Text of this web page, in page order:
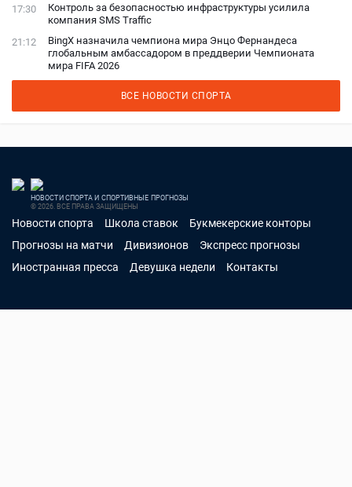
17:30
Контроль за безопасностью инфраструктуры усилила
компания SMS Traffic
21:12
BingX назначила чемпиона мира Энцо Фернандеса
глобальным амбассадором в преддверии Чемпионата
мира FIFA 2026
ВСЕ НОВОСТИ СПОРТА
НОВОСТИ СПОРТА И СПОРТИВНЫЕ ПРОГНОЗЫ
© 2026. ВСЕ ПРАВА ЗАЩИЩЕНЫ
Новости спорта Школа ставок
Букмекерские конторы
Прогнозы на матчи
Дивизионов
Экспресс прогнозы
Иностранная пресса
Девушка недели Контакты